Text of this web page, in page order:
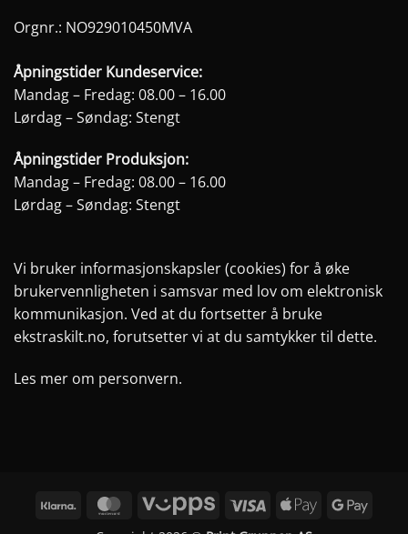
Orgnr.: NO929010450MVA
Åpningstider Kundeservice:
Mandag – Fredag: 08.00 – 16.00
Lørdag – Søndag: Stengt
Åpningstider Produksjon:
Mandag – Fredag: 08.00 – 16.00
Lørdag – Søndag: Stengt
Vi bruker informasjonskapsler (cookies) for å øke
brukervennligheten i samsvar med lov om elektronisk
kommunikasjon. Ved at du fortsetter å bruke
ekstraskilt.no, forutsetter vi at du samtykker til dette.
Les mer om personvern.
Klarna MasterCard Vipps Visa
Apple
Google